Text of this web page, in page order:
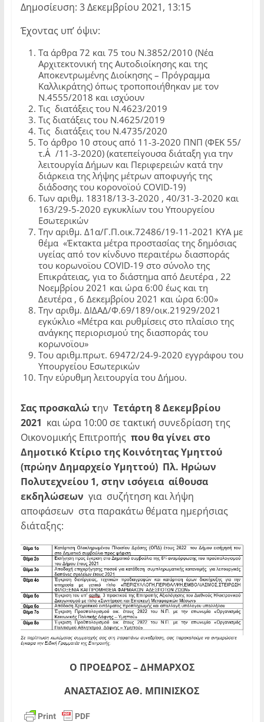
Δημοσίευση: 3 Δεκεμβρίου 2021, 13:15
Έχοντας υπ’ όψιν:
Τα άρθρα 72 και 75 του Ν.3852/2010 (Νέα
Αρχιτεκτονική της Αυτοδιοίκησης και της
Αποκεντρωμένης Διοίκησης – Πρόγραμμα
Καλλικράτης) όπως τροποποιήθηκαν με τον
Ν.4555/2018 και ισχύουν
Τις διατάξεις του Ν.4623/2019
Τις διατάξεις του Ν.4625/2019
Τις διατάξεις του Ν.4735/2020
Το άρθρο 10 στους από 11-3-2020 ΠΝΠ (ΦΕΚ 55/
τ.Α΄/11-3-2020) (κατεπείγουσα διάταξη για την
λειτουργία Δήμων και Περιφερειών κατά την
διάρκεια της λήψης μέτρων αποφυγής της
διάδοσης του κορονοϊού COVID-19)
Των αριθμ. 18318/13-3-2020 , 40/31-3-2020 και
163/29-5-2020 εγκυκλίων του Υπουργείου
Εσωτερικών
Την αριθμ. Δ1α/Γ.Π.οικ.72486/19-11-2021 ΚΥΑ με
θέμα «Έκτακτα μέτρα προστασίας της δημόσιας
υγείας από τον κίνδυνο περαιτέρω διασποράς
του κορωνοϊου COVID-19 στο σύνολο της
Επικράτειας, για το διάστημα από Δευτέρα , 22
Νοεμβρίου 2021 και ώρα 6:00 έως και τη
Δευτέρα , 6 Δεκεμβρίου 2021 και ώρα 6:00»
Την αριθμ. ΔΙΔΑΔ/Φ.69/189/οικ.21929/2021
εγκύκλιο «Μέτρα και ρυθμίσεις στο πλαίσιο της
ανάγκης περιορισμού της διασποράς του
κορωνοϊου»
Του αριθμ.πρωτ. 69472/24-9-2020 εγγράφου του
Υπουργείου Εσωτερικών
Την εύρυθμη λειτουργία του Δήμου.
Σας προσκαλώ την Τετάρτη 8 Δεκεμβρίου
2021 και ώρα 10:00 σε τακτική συνεδρίαση της
Οικονομικής Επιτροπής που θα γίνει στο
Δημοτικό Κτίριο της Κοινότητας Υμηττού
(πρώην Δημαρχείο Υμηττού) Πλ. Ηρώων
Πολυτεχνείου 1, στην ισόγεια αίθουσα
εκδηλώσεων για συζήτηση και λήψη
αποφάσεων στα παρακάτω θέματα ημερήσιας
διάταξης:
Ο ΠΡΟΕΔΡΟΣ – ΔΗΜΑΡΧΟΣ
ΑΝΑΣΤΑΣΙΟΣ ΑΘ. ΜΠΙΝΙΣΚΟΣ